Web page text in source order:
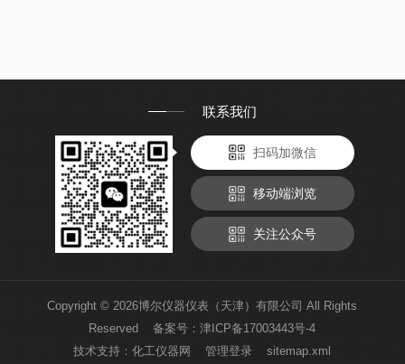
联系我们
扫码加微信
移动端浏览
关注公众号
Copyright © 2026博尔仪器仪表（天津）有限公司 All Rights
Reserved 备案号：津ICP备17003443号-4
技术支持：化工仪器网 管理登录 sitemap.xml